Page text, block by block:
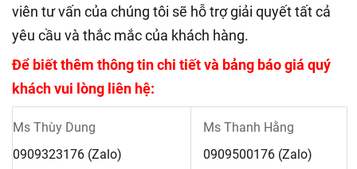
viên tư vấn của chúng tôi sẽ hỗ trợ giải quyết tất cả
yêu cầu và thắc mắc của khách hàng.
Để biết thêm thông tin chi tiết và bảng báo giá quý
khách vui lòng liên hệ:
Ms Thùy Dung
0909323176 (Zalo)
Ms Thanh Hằng
0909500176 (Zalo)